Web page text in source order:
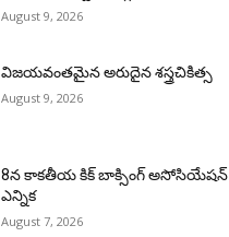
August 9, 2026
విజయవంతమైన అరుదైన శస్త్రచికిత్స
August 9, 2026
8న కాకతీయ కిక్ బాక్సింగ్ అసోసియేషన్
ఎన్నిక
August 7, 2026